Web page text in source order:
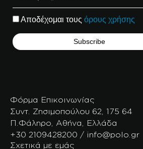
Αποδέχομαι τους όρους χρήσης
Φόρμα Επικοινωνίας
Συντ. Ζησιμοπούλου 62, 175 64
Π.Φάληρο, Αθήνα, Ελλάδα
+30 2109428200 / info@polo.gr
Σχετικά με εμάς